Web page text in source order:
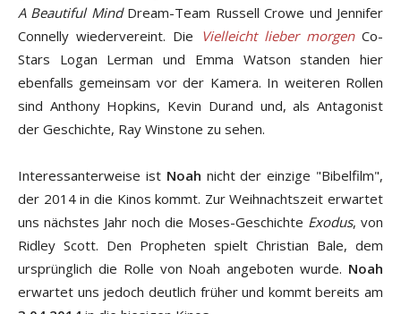
A Beautiful MindDream-Team Russell Crowe und Jennifer
Connelly wiedervereint. Die Vielleicht lieber morgenCo-
Stars Logan Lerman und Emma Watson standen hier
ebenfalls gemeinsam vor der Kamera. In weiteren Rollen
sind Anthony Hopkins, Kevin Durand und, als Antagonist
der Geschichte, Ray Winstone zu sehen.
Interessanterweise ist Noah nicht der einzige "Bibelfilm",
der 2014 in die Kinos kommt. Zur Weihnachtszeit erwartet
uns nächstes Jahr noch die Moses-Geschichte Exodus, von
Ridley Scott. Den Propheten spielt Christian Bale, dem
ursprünglich die Rolle von Noah angeboten wurde. Noah
erwartet uns jedoch deutlich früher und kommt bereits am